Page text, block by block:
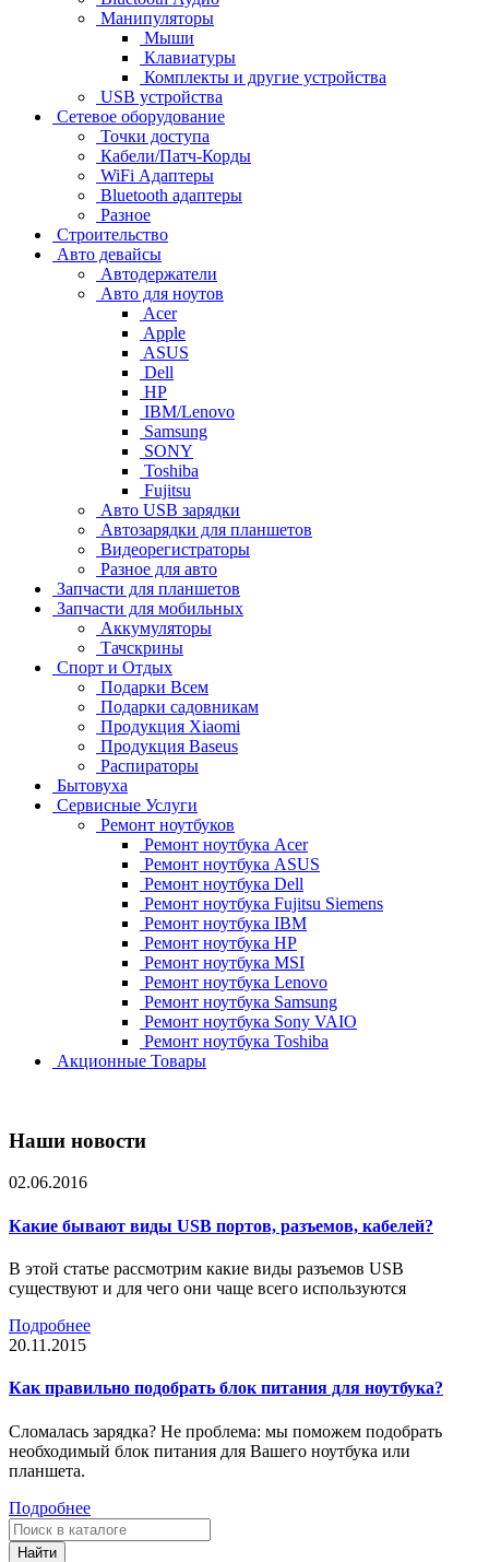
Манипуляторы
Мыши
Клавиатуры
Комплекты и другие устройства
USB устройства
Сетевое оборудование
Точки доступа
Кабели/Патч-Корды
WiFi Адаптеры
Bluetooth адаптеры
Разное
Строительство
Авто девайсы
Автодержатели
Авто для ноутов
Acer
Apple
ASUS
Dell
HP
IBM/Lenovo
Samsung
SONY
Toshiba
Fujitsu
Авто USB зарядки
Автозарядки для планшетов
Видеорегистраторы
Разное для авто
Запчасти для планшетов
Запчасти для мобильных
Аккумуляторы
Тачскрины
Спорт и Отдых
Подарки Всем
Подарки садовникам
Продукция Xiaomi
Продукция Baseus
Распираторы
Бытовуха
Сервисные Услуги
Ремонт ноутбуков
Ремонт ноутбука Acer
Ремонт ноутбука ASUS
Ремонт ноутбука Dell
Ремонт ноутбука Fujitsu Siemens
Ремонт ноутбука IBM
Ремонт ноутбука HP
Ремонт ноутбука MSI
Ремонт ноутбука Lenovo
Ремонт ноутбука Samsung
Ремонт ноутбука Sony VAIO
Ремонт ноутбука Toshiba
Акционные Товары
Наши новости
02.06.2016
Какие бывают виды USB портов, разъемов, кабелей?
В этой статье рассмотрим какие виды разъемов USB
существуют и для чего они чаще всего используются
Подробнее
20.11.2015
Как правильно подобрать блок питания для ноутбука?
Сломалась зарядка? Не проблема: мы поможем подобрать
необходимый блок питания для Вашего ноутбука или
планшета.
Подробнее
Найти